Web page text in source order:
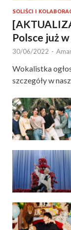
SOLIŚCI I
Polsce już
30/06/2022 -
Wokalistka
szczegóły w